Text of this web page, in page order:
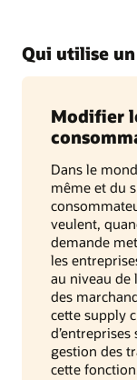
Qui utilise un
Modifier
Dans le
même et du
veulent,
demande
les
au niveau de
des
cette supply
d’entreprises
gestion des
cette